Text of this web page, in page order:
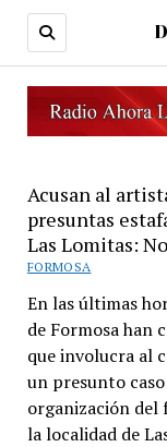
Acusan al
presuntas
Las Lomitas:
FORMOSA
En las últimas
de Formosa han
que involucra al
un presunto
organización del
la localidad de